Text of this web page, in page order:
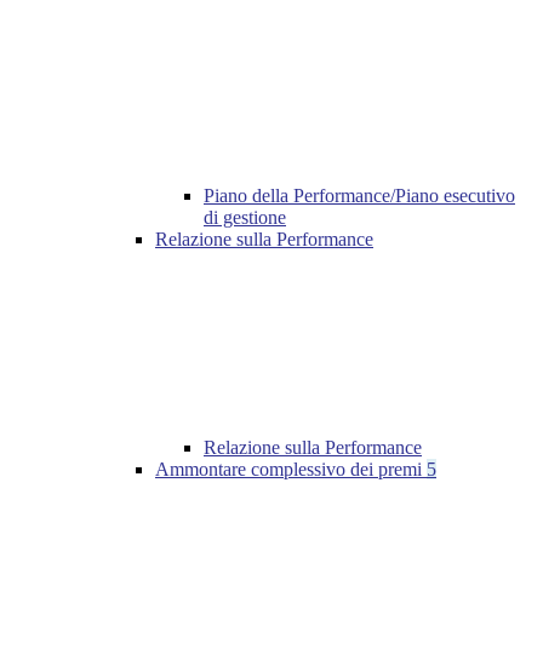
Piano della Performance/Piano esecutivo
di gestione
Relazione sulla Performance
Relazione sulla Performance
Ammontare complessivo dei premi 5